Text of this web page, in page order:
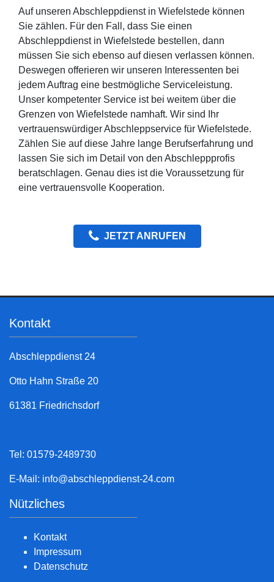
Auf unseren Abschleppdienst in Wiefelstede können
Sie zählen. Für den Fall, dass Sie einen
Abschleppdienst in Wiefelstede bestellen, dann
müssen Sie sich ebenso auf diesen verlassen können.
Deswegen offerieren wir unseren Interessenten bei
jedem Auftrag eine bestmögliche Serviceleistung.
Unser kompetenter Service ist bei weitem über die
Grenzen von Wiefelstede namhaft. Wir sind Ihr
vertrauenswürdiger Abschleppservice für Wiefelstede.
Zählen Sie auf diese Jahre lange Berufserfahrung und
lassen Sie sich im Detail von den Abschleppprofis
beratschlagen. Genau dies ist die Voraussetzung für
eine vertrauensvolle Kooperation.
JETZT ANRUFEN
Kontakt
Abschleppdienst 24
Otto Hahn Straße 20
61381 Friedrichsdorf
Tel: 01579-2489730
E-Mail: info@abschleppdienst-24.com
Nützliches
Kontakt
Impressum
Datenschutz